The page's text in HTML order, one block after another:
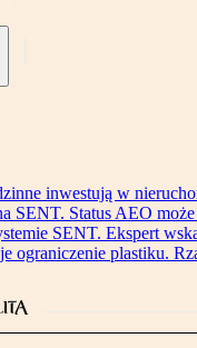
inwestują w
SENT. Status AEO
SENT. Ekspert
ograniczenie plastiku.